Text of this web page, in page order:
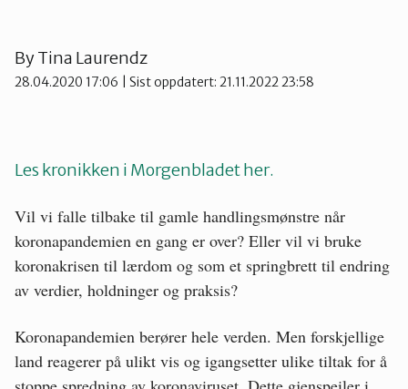
Oslo Nord
Oslo Vest
Vestby-Frogn
ByTina Laurendz
28.04.2020 17:06 | Sist oppdatert: 21.11.2022 23:58
Les kronikken i Morgenbladet her.
Vil vi falle tilbake til gamle handlingsmønstre når
koronapandemien en gang er over? Eller vil vi bruke
koronakrisen til lærdom og som et springbrett til endring
av verdier, holdninger og praksis?
Koronapandemien berører hele verden. Men forskjellige
land reagerer på ulikt vis og igangsetter ulike tiltak for å